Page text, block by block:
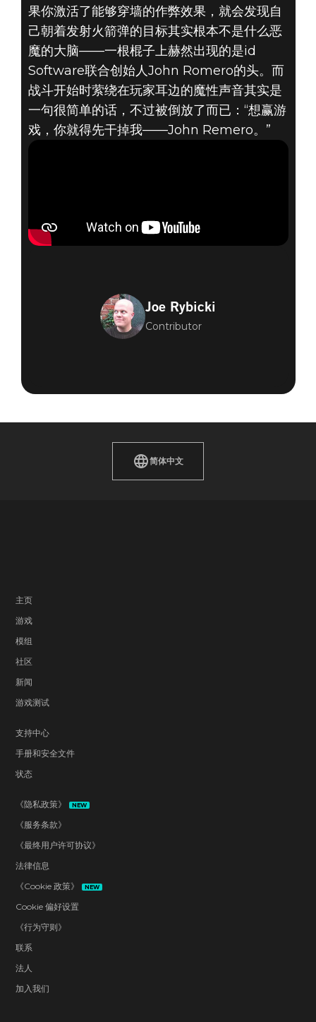
果你激活了能够穿墙的作弊效果，就会发现自
己朝着发射火箭弹的目标其实根本不是什么恶
魔的大脑——一根棍子上赫然出现的是id
Software联合创始人John Romero的头。而
战斗开始时萦绕在玩家耳边的魔性声音其实是
一句很简单的话，不过被倒放了而已：“想赢游
戏，你就得先干掉我——John Remero。”
Joe Rybicki
Contributor
简体中文
主页
游戏
模组
社区
新闻
游戏测试
支持中心
手册和安全文件
状态
《隐私政策》 NEW
《服务条款》
《最终用户许可协议》
法律信息
《Cookie 政策》
NEW
Cookie 偏好设置
《行为守则》
联系
法人
加入我们